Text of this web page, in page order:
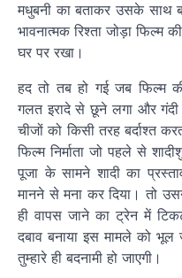
मधुबनी का बताकर उसके साथ
भावनात्मक रिश्ता जोड़ा फिल्म
घर पर रखा।
हद तो तब हो गई जब फिल्म
गलत इरादे से छूने लगा और
चीजों को किसी तरह बर्दाश्त
फिल्म निर्माता जो पहले से
पूजा के सामने शादी का
मानने से मना कर दिया। तो
ही वापस जाने का ट्रेन में
दबाव बनाया इस मामले को भूल
तुम्हारे ही बदनामी हो जाएगी।